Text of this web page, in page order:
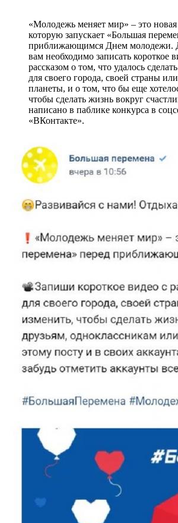
«Молодежь меняет мир» – это новая
которую запускает «Большая
приближающимся Днем молодежи.
вам необходимо записать короткое
рассказом о том, что удалось
для своего города, своей страны
планеты, и о том, что бы еще
чтобы сделать жизнь вокруг
написано в паблике конкурса в
«ВКонтакте».